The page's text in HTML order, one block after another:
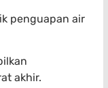
penguapan air
akhir.